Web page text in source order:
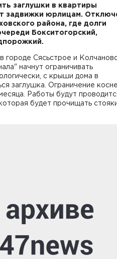
заглушки в квартиры
задвижки юрлицам.
района, где долги
Бокситогорский,
городе Сясьстрое и
начнут ограничивать
с крыши дома в
заглушка. Ограничение
Работы будут
будет прочищать